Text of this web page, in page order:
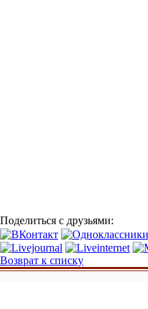
Поделиться с друзьями:
Возврат к списку